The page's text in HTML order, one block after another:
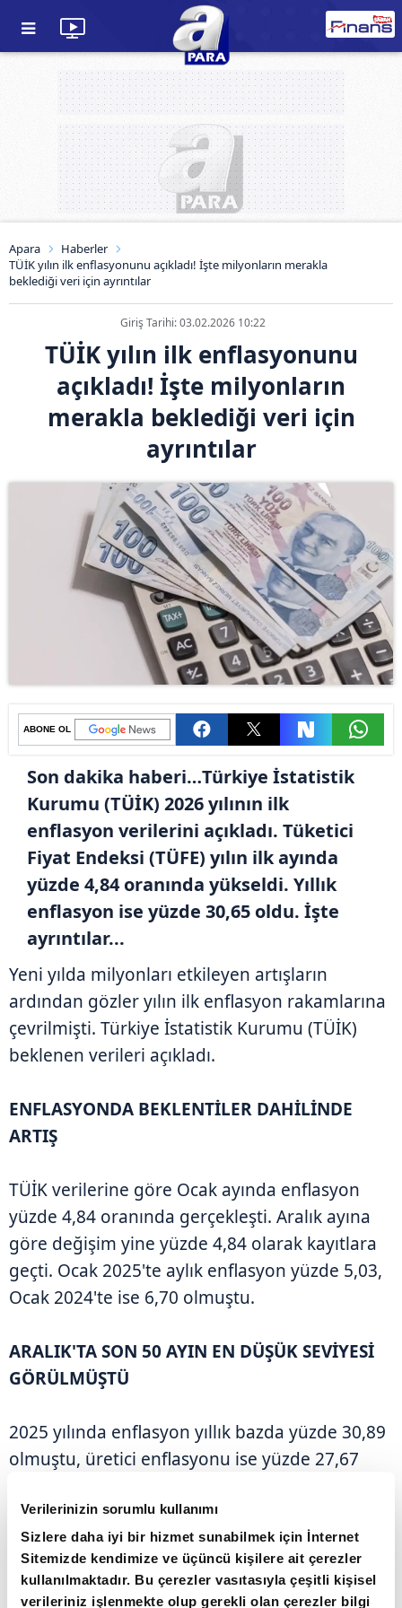
Verilerinizin sorumlu kullanımı
Sizlere daha iyi bir hizmet sunabilmek için İnternet
Sitemizde kendimize ve üçüncü kişilere ait çerezler
kullanılmaktadır. Bu çerezler vasıtasıyla çeşitli kişisel
verileriniz işlenmekte olup gerekli olan çerezler bilgi
Apara
Haberler
TÜİK yılın ilk enflasyonunu açıkladı! İşte milyonların merakla
beklediği veri için ayrıntılar
Giriş Tarihi: 03.02.2026 10:22
TÜİK yılın ilk enflasyonunu
açıkladı! İşte milyonların
merakla beklediği veri için
ayrıntılar
ABONE OL
Son dakika haberi…Türkiye İstatistik
Kurumu (TÜİK) 2026 yılının ilk
enflasyon verilerini açıkladı. Tüketici
Fiyat Endeksi (TÜFE) yılın ilk ayında
yüzde 4,84 oranında yükseldi. Yıllık
enflasyon ise yüzde 30,65 oldu. İşte
ayrıntılar...
Yeni yılda milyonları etkileyen artışların
ardından gözler yılın ilk enflasyon rakamlarına
çevrilmişti. Türkiye İstatistik Kurumu (TÜİK)
beklenen verileri açıkladı.
ENFLASYONDA BEKLENTİLER DAHİLİNDE
ARTIŞ
TÜİK verilerine göre Ocak ayında enflasyon
yüzde 4,84 oranında gerçekleşti. Aralık ayına
göre değişim yine yüzde 4,84 olarak kayıtlara
geçti. Ocak 2025'te aylık enflasyon yüzde 5,03,
Ocak 2024'te ise 6,70 olmuştu.
ARALIK'TA SON 50 AYIN EN DÜŞÜK SEVİYESİ
GÖRÜLMÜŞTÜ
2025 yılında enflasyon yıllık bazda yüzde 30,89
olmuştu, üretici enflasyonu ise yüzde 27,67
Kasım 2021'de görülen yüzde 21,31'lik
enflasyonun ardından yıllık bazda son 49 ayın
en düşük seviyesine gerilemişti. Kasım ayında
ise 0.87 ile en düşük aylık enflasyon yaşanmıştı.